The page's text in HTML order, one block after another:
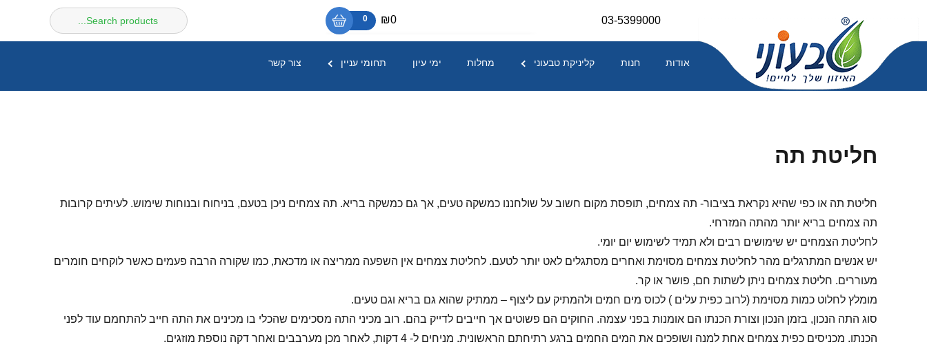
content
03-5399000
₪0
0
אין מוצרים בסל הקניות.
חיפוש
עבור:
אודות חנות קליניקת טבעוני מחלות ימי עיון תחומי עניין צור קשר
חליטת תה
חליטת תה או כפי שהיא נקראת בציבור- תה צמחים, תופסת מקום חשוב על שולחננו כמשקה טעים, אך גם כמשקה בריא. תה צמחים ניכן בטעם, בניחוח ובנוחות שימוש. לעיתים קרובות
תה צמחים בריא יותר מהתה המזרחי.
לחליטת הצמחים יש שימושים רבים ולא תמיד לשימוש יום יומי.
יש אנשים המתרגלים מהר לחליטת צמחים מסוימת ואחרים מסתגלים לאט יותר לטעם. לחליטת צמחים אין השפעה ממריצה או מדכאת, כמו שקורה הרבה פעמים כאשר לוקחים חומרים
מעוררים. חליטת צמחים ניתן לשתות חם, פושר או קר.
מומלץ לחלוט כמות מסוימת (לרוב כפית עלים ) לכוס מים חמים ולהמתיק עם ליצוף – ממתיק שהוא גם בריא וגם טעים.
סוג התה הנכון, בזמן הנכון וצורת הכנתו הם אומנות בפני עצמה. החוקים הם פשוטים אך חייבים לדייק בהם. רוב מכיני התה מסכימים שהכלי בו מכינים את התה חייב להתחמם עוד לפני
הכנתו. מכניסים כפית צמחים אחת למנה ושופכים את המים החמים ברגע רתיחתם הראשונית. מניחים ל- 4 דקות, לאחר מכן מערבבים ואחר דקה נוספת מוזגים.